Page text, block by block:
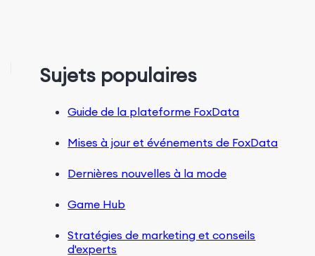
Sujets populaires
Guide de la plateforme FoxData
Mises à jour et événements de FoxData
Dernières nouvelles à la mode
Game Hub
Stratégies de marketing et conseils
d'experts